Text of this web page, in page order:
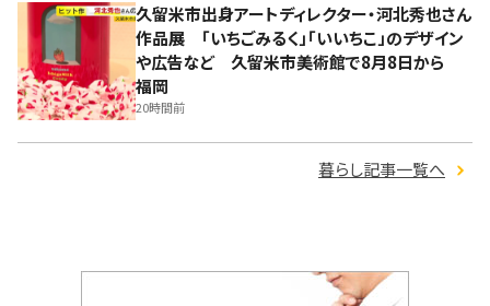
久留米市出身アートディレクター・河北秀也さん
作品展 「いちごみるく」「いいちこ」のデザイン
や広告など 久留米市美術館で8月8日から
福岡
20時間前
暮らし記事一覧へ